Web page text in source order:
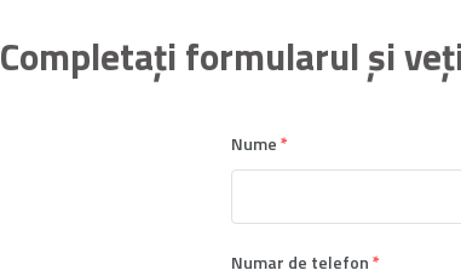
Completaţi formularul şi
Nume*
Numar de telefon*